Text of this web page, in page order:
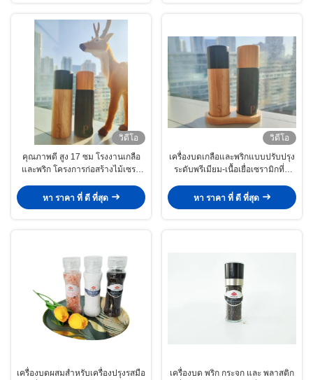
วิดีโอ
คุณภาพดี สูง 17 ซม โรงงานเกลือ
และพริก โครงการก่อสร้างไม้เซรา
หา ราคา ที่ ดี ที่สุด
วิดีโอ
เครื่องบดเกลือและพริกแบบปรับปรุง
ระดับพรีเมียม-เนื้อเยื่อเซรามิกที่มี
หา ราคา ที่ ดี ที่สุด
เครื่องบดผสมสําหรับเครื่องปรุงรสมือ
เครื่องบด พริก กระจก และ พลาสติก